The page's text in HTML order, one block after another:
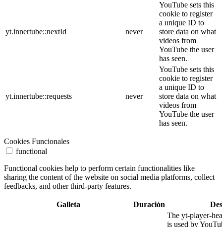
yt.innertube::nextId never
YouTube sets this
cookie to register
a unique ID to
store data on what
videos from
YouTube the user
has seen.
yt.innertube::requests never
YouTube sets this
cookie to register
a unique ID to
store data on what
videos from
YouTube the user
has seen.
Cookies Funcionales
functional
Functional cookies help to perform certain functionalities like
sharing the content of the website on social media platforms, collect
feedbacks, and other third-party features.
Galleta Duración
The yt-player-
is used by